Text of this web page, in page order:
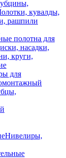
кувалды,
рашпили
полотна для
насадки,
круги,
для
Нивелиры,